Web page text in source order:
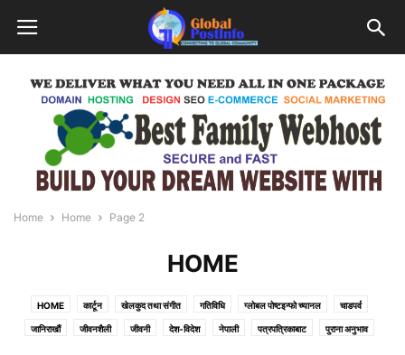
Home Home Page 2
HOME
HOME कार्टून खेलकुद तथा संगीत गतिविधि ग्लोबल पोष्टइन्फो च्यानल चाडपर्व
जानिराखौं जीवनशैली जीवनी देश-विदेश नेपाली पत्रपत्रिकाबाट पुराना अनुभाव